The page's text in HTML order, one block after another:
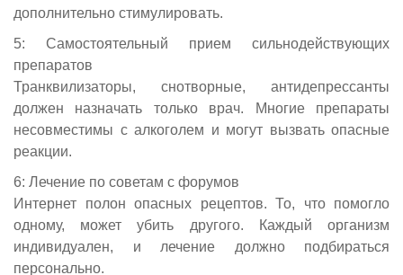
дополнительно стимулировать.
5: Самостоятельный прием сильнодействующих
препаратов
Транквилизаторы, снотворные, антидепрессанты
должен назначать только врач. Многие препараты
несовместимы с алкоголем и могут вызвать опасные
реакции.
6: Лечение по советам с форумов
Интернет полон опасных рецептов. То, что помогло
одному, может убить другого. Каждый организм
индивидуален, и лечение должно подбираться
персонально.